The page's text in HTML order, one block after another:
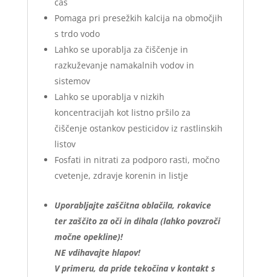
Pomaga pri presežkih kalcija na območjih
s trdo vodo
Lahko se uporablja za čiščenje in
razkuževanje namakalnih vodov in
sistemov
Lahko se uporablja v nizkih
koncentracijah kot listno pršilo za
čiščenje ostankov pesticidov iz rastlinskih
listov
Fosfati in nitrati za podporo rasti, močno
cvetenje, zdravje korenin in listje
Uporabljajte zaščitna oblačila, rokavice
ter zaščito za oči in dihala (lahko povzroči
močne opekline)!
NE vdihavajte hlapov!
V primeru, da pride tekočina v kontakt s